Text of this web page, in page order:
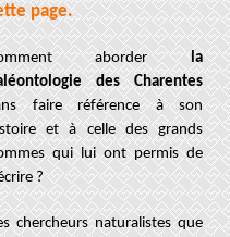
page.
aborder
la
des Charentes
faire référence à son
et à celle des grands
qui lui ont permis de
?
chercheurs naturalistes que